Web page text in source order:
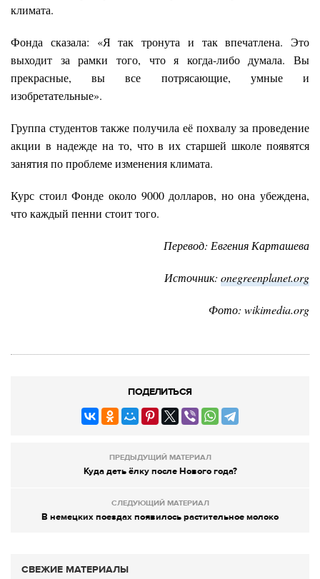
климата.
Фонда сказала: «Я так тронута и так впечатлена. Это
выходит за рамки того, что я когда-либо думала. Вы
прекрасные, вы все потрясающие, умные и
изобретательные».
Группа студентов также получила её похвалу за проведение
акции в надежде на то, что в их старшей школе появятся
занятия по проблеме изменения климата.
Курс стоил Фонде около 9000 долларов, но она убеждена,
что каждый пенни стоит того.
Перевод: Евгения Карташева
Источник: onegreenplanet.org
Фото: wikimedia.org
ПОДЕЛИТЬСЯ
ПРЕДЫДУЩИЙ МАТЕРИАЛ
Куда деть ёлку после Нового года?
СЛЕДУЮЩИЙ МАТЕРИАЛ
В немецких поездах появилось растительное молоко
СВЕЖИЕ МАТЕРИАЛЫ